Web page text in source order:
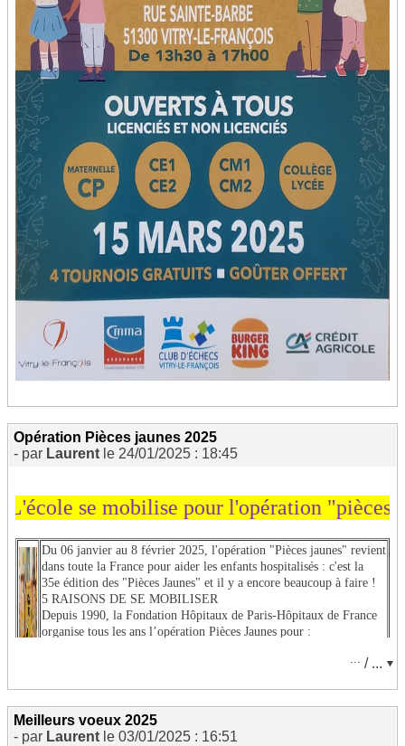
Je prépare mon cartable avec Papa, Maman...
La liste des fournitures
*************************************************************
Je rejoue avec les contes de l'enfance...
J'apprends une chanson pour le jour de la rentrée...
Opération Pièces jaunes 2025
- par Laurent le 24/01/2025 : 18:45
se mobilise pour l'opération "pièces
Du 06 janvier au 8 février 2025, l'opération "Pièces jaunes" revient
dans toute la France pour aider les enfants hospitalisés : c'est la
35e édition des "Pièces Jaunes" et il y a encore beaucoup à faire !
5 RAISONS DE SE MOBILISER
Depuis 1990, la Fondation Hôpitaux de Paris-Hôpitaux de France
organise tous les ans l’opération Pièces Jaunes pour :
-Venir en aide aux adolescents en souffrance
( cliquer sur la tirelire pour découvrir le site des hôpitaux de France)
... / ...
Meilleurs voeux 2025
- par Laurent le 03/01/2025 : 16:51